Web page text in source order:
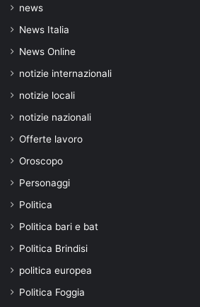
news
News Italia
News Online
notizie internazionali
notizie locali
notizie nazionali
Offerte lavoro
Oroscopo
Personaggi
Politica
Politica bari e bat
Politica Brindisi
politica europea
Politica Foggia